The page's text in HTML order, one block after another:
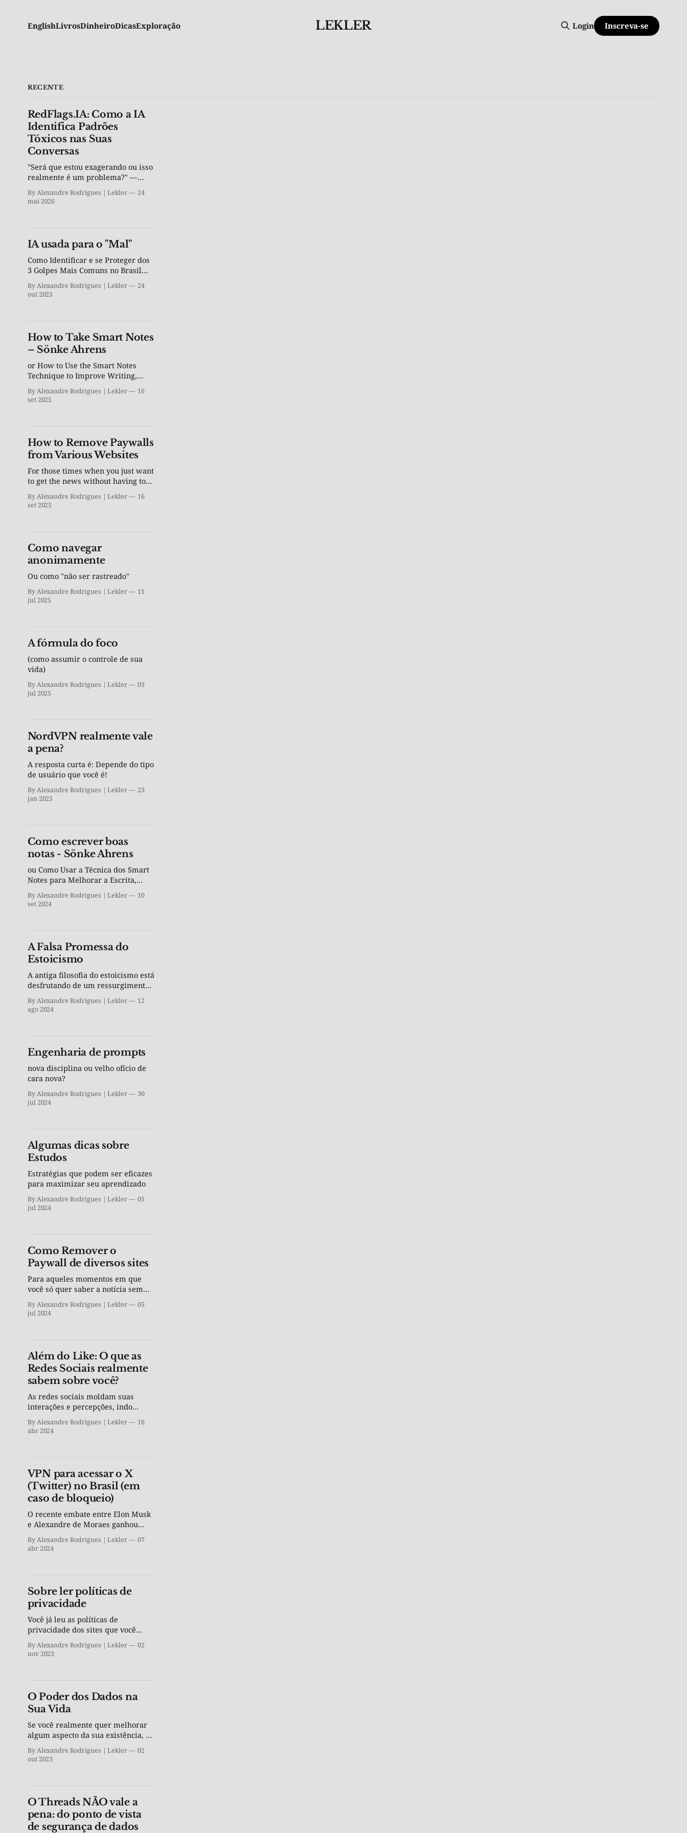
LEKLER
EnglishLivrosDinheiroDicasExploração Login Inscreva-se
RECENTE
RedFlags.IA: Como a IA
Identifica Padrões
Tóxicos nas Suas
Conversas
"Será que estou exagerando ou isso
realmente é um problema?" —
Agora você tem uma segunda
opinião objetiva, por R$ 4,90.
By Alexandre Rodrigues | Lekler
24
mai 2026
IA usada para o "Mal"
Como Identificar e se Proteger dos
3 Golpes Mais Comuns no Brasil
em 2025
By Alexandre Rodrigues | Lekler
24
out 2025
How to Take Smart Notes
– Sönke Ahrens
or How to Use the Smart Notes
Technique to Improve Writing,
Learning, and Thinking
By Alexandre Rodrigues | Lekler
16
set 2025
How to Remove Paywalls
from Various Websites
For those times when you just want
to get the news without having to
subscribe to a newspaper
By Alexandre Rodrigues | Lekler
16
set 2025
Como navegar
anonimamente
Ou como "não ser rastreado"
By Alexandre Rodrigues | Lekler
11
jul 2025
A fórmula do foco
(como assumir o controle de sua
vida)
By Alexandre Rodrigues | Lekler
03
jul 2025
NordVPN realmente vale
a pena?
A resposta curta é: Depende do tipo
de usuário que você é!
By Alexandre Rodrigues | Lekler
23
jan 2025
Como escrever boas
notas - Sönke Ahrens
ou Como Usar a Técnica dos Smart
Notes para Melhorar a Escrita,
Aprendizado e Pensamento
By Alexandre Rodrigues | Lekler
10
set 2024
A Falsa Promessa do
Estoicismo
A antiga filosofia do estoicismo está
desfrutando de um ressurgimento
de interesse hoje. Mas há boas
razões para evitar o estoicismo
como um guia para a vida e buscar
By Alexandre Rodrigues | Lekler
12
ago 2024
Engenharia de prompts
nova disciplina ou velho ofício de
cara nova?
By Alexandre Rodrigues | Lekler
30
jul 2024
Algumas dicas sobre
Estudos
Estratégias que podem ser eficazes
para maximizar seu aprendizado
By Alexandre Rodrigues | Lekler
05
jul 2024
Como Remover o
Paywall de diversos sites
Para aqueles momentos em que
você só quer saber a notícia sem
ter que virar assinante de um
jornal
By Alexandre Rodrigues | Lekler
05
jul 2024
Além do Like: O que as
Redes Sociais realmente
sabem sobre você?
As redes sociais moldam suas
interações e percepções, indo
muito além de simples curtidas e
compartilhamentos.
By Alexandre Rodrigues | Lekler
16
abr 2024
VPN para acessar o X
(Twitter) no Brasil (em
caso de bloqueio)
O recente embate entre Elon Musk
e Alexandre de Moraes ganhou
destaque. Diante dessa tensão, o
uso de VPNs (Redes Privadas
plataforma.
By Alexandre Rodrigues | Lekler
07
abr 2024
Sobre ler políticas de
privacidade
Você já leu as políticas de
privacidade dos sites que você
visita? Se a resposta for não, você
não está sozinho.
By Alexandre Rodrigues | Lekler
02
nov 2023
O Poder dos Dados na
Sua Vida
Se você realmente quer melhorar
algum aspecto da sua existência, a
chave é medir, quantificar e, por
fim, agir.
By Alexandre Rodrigues | Lekler
02
out 2023
O Threads NÃO vale a
pena: do ponto de vista
de segurança de dados